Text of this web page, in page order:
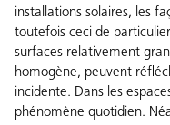
installations solaires, les
toutefois ceci de
surfaces relativement
homogène, peuvent
incidente. Dans les
phénomène quotidien.